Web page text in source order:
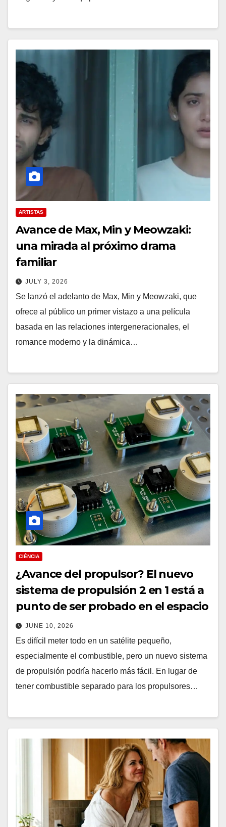
ARTISTAS
Avance de Max, Min y Meowzaki:
una mirada al próximo drama
familiar
JULY 3, 2026
Se lanzó el adelanto de Max, Min y Meowzaki, que
ofrece al público un primer vistazo a una película
basada en las relaciones intergeneracionales, el
romance moderno y la dinámica…
CIÉNCIA
¿Avance del propulsor? El nuevo
sistema de propulsión 2 en 1 está a
punto de ser probado en el espacio
JUNE 10, 2026
Es difícil meter todo en un satélite pequeño,
especialmente el combustible, pero un nuevo sistema
de propulsión podría hacerlo más fácil. En lugar de
tener combustible separado para los propulsores…